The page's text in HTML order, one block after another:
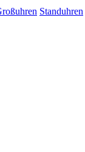
Standuhren